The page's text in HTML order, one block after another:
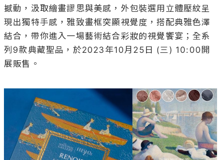
撼動，汲取繪畫謬思與美感，外包裝選用立體壓紋呈
現出獨特手感，雅致畫框突顯視覺度，搭配典雅色澤
結合，帶你進入一場藝術結合彩妝的視覺饗宴；全系
列9款典藏聖品，於2023年10月25日 (三) 10:00開
展販售。